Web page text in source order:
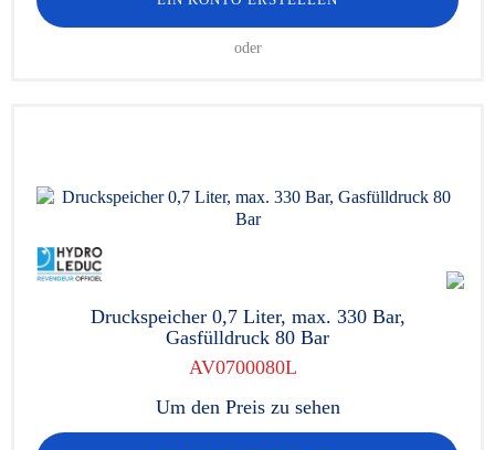
oder
Druckspeicher 0,7 Liter, max. 330 Bar,
Gasfülldruck 80 Bar
AV0700080L
Um den Preis zu sehen